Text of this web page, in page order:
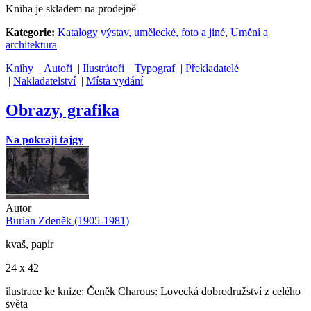
Kniha je skladem na prodejně
Kategorie: Katalogy výstav, umělecké, foto a jiné, Umění a
architektura
Knihy | Autoři | Ilustrátoři | Typograf| Překladatelé
| Nakladatelství| Místa vydání
Obrazy, grafika
Na pokraji tajgy
Autor
Burian Zdeněk (1905-1981)
kvaš, papír
24 x 42
ilustrace ke knize: Čeněk Charous: Lovecká dobrodružství z celého
světa